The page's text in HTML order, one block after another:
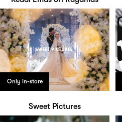
Only in-store
Sweet Pictures